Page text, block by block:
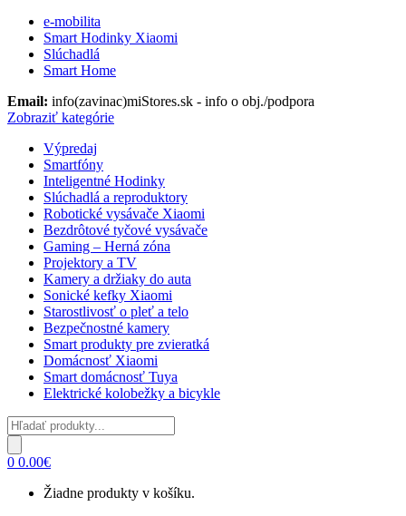
e-mobilita
Smart Hodinky Xiaomi
Slúchadlá
Smart Home
Email: info(zavinac)miStores.sk - info o obj./podpora
Zobraziť kategórie
Výpredaj
Smartfóny
Inteligentné Hodinky
Slúchadlá a reproduktory
Robotické vysávače Xiaomi
Bezdrôtové tyčové vysávače
Gaming – Herná zóna
Projektory a TV
Kamery a držiaky do auta
Sonické kefky Xiaomi
Starostlivosť o pleť a telo
Bezpečnostné kamery
Smart produkty pre zvieratká
Domácnosť Xiaomi
Smart domácnosť Tuya
Elektrické kolobežky a bicykle
Products
search
0 0.00€
Žiadne produkty v košíku.